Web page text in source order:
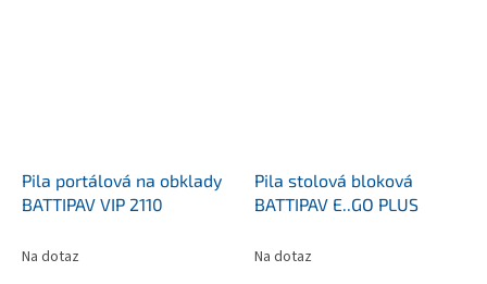
Pila portálová na obklady
BATTIPAV VIP 2110
Na dotaz
Pila stolová bloková
BATTIPAV E..GO PLUS
Na dotaz